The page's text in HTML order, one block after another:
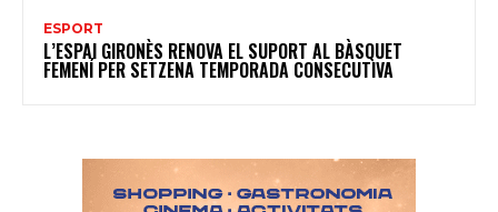
ESPORT
L’ESPAI GIRONÈS RENOVA EL SUPORT AL BÀSQUET
FEMENÍ PER SETZENA TEMPORADA CONSECUTIVA